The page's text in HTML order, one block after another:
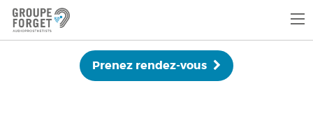
Prenez rendez-vous